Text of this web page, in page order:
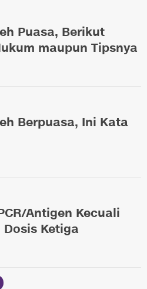
Puasa, Berikut
maupun Tipsnya
Berpuasa, Ini Kata
Antigen Kecuali
Ketiga